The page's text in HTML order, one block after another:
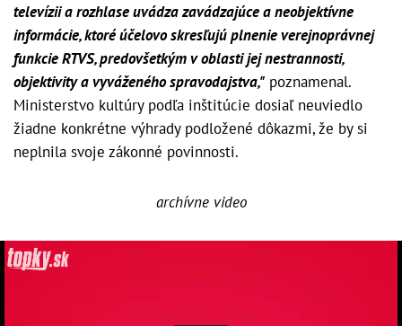
televízii a rozhlase uvádza zavádzajúce a neobjektívne
informácie, ktoré účelovo skresľujú plnenie verejnoprávnej
funkcie RTVS, predovšetkým v oblasti jej nestrannosti,
objektivity a vyváženého spravodajstva," poznamenal.
Ministerstvo kultúry podľa inštitúcie dosiaľ neuviedlo
žiadne konkrétne výhrady podložené dôkazmi, že by si
neplnila svoje zákonné povinnosti.
archívne video